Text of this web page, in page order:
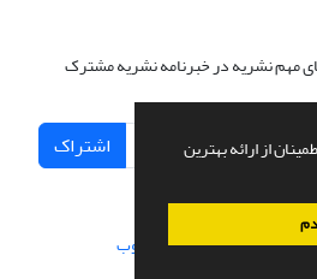
از ارائه بهترین
مهم نشریه در خبرنامه نشریه مشترک
اشتراک
طراحی و پیاده سازی از سیناوب